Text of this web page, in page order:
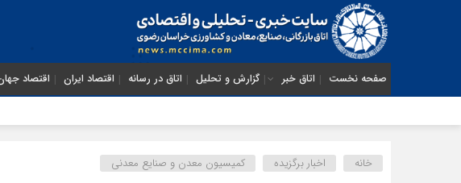
صفحه نخست اتاق خبر گزارش و تحلیل اتاق در رسانه اقتصاد ایران اقتصاد
از ضرورت اصلاح
خانه اخبار برگزیده کمیسیون معدن و صنایع معدنی